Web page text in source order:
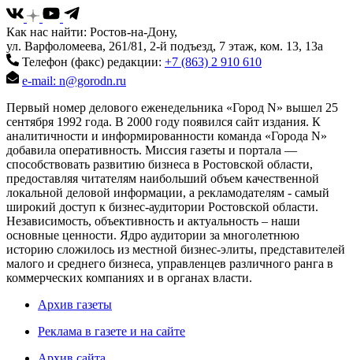
Как нас найти: Ростов-на-Дону,
ул. Варфоломеева, 261/81, 2-й подъезд, 7 этаж, ком. 13, 13а
Телефон (факс) редакции: +7 (863) 2 910 610
e-mail: n@gorodn.ru
Первый номер делового еженедельника «Город N» вышел 25
сентября 1992 года. В 2000 году появился сайт издания. К
аналитичности и информированности команда «Города N»
добавила оперативность. Миссия газеты и портала —
способствовать развитию бизнеса в Ростовской области,
предоставляя читателям наибольший объем качественной
локальной деловой информации, а рекламодателям - самый
широкий доступ к бизнес-аудитории Ростовской области.
Независимость, объективность и актуальность – наши
основные ценности. Ядро аудитории за многолетнюю
историю сложилось из местной бизнес-элиты, представителей
малого и среднего бизнеса, управленцев различного ранга в
коммерческих компаниях и в органах власти.
Архив газеты
Реклама в газете и на сайте